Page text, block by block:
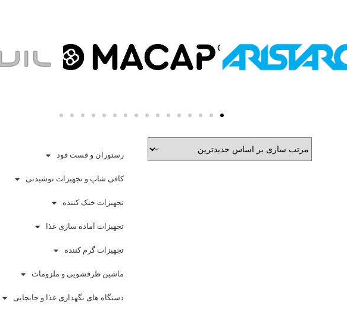
رستوران و فست فود
کافی شاپ و تجهیزات نوشیدنی
تجهیزات خنک کننده
تجهیزات آماده سازی غذا
تجهیزات گرم کننده
ماشین ظرفشویی و ملزومات
دستگاه های نگهداری غذا و جابجایی